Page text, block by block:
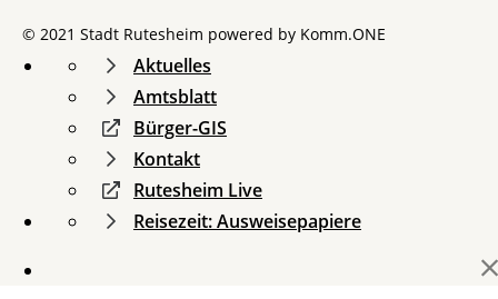
© 2021 Stadt Rutesheim powered by Komm.ONE
Aktuelles
Amtsblatt
Bürger-GIS
Kontakt
Rutesheim Live
Reisezeit: Ausweisepapiere